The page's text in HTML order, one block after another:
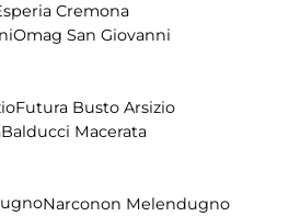
Cremona
Omag San Giovanni
Futura Busto Arsizio
Balducci Macerata
Narconon Melendugno